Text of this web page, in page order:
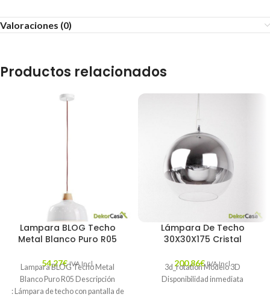
Valoraciones (0)
Productos relacionados
Lampara BLOG Techo
Metal Blanco Puro R05
54,27€ IVA Incl.
Lampara BLOG Techo Metal
Blanco Puro R05 Descripción
: Lámpara de techo con pantalla de
Lámpara De Techo
30X30X175 Cristal
200,86€ IVA Incl.
3d_rotation Modelo 3D
Disponibilidad inmediata